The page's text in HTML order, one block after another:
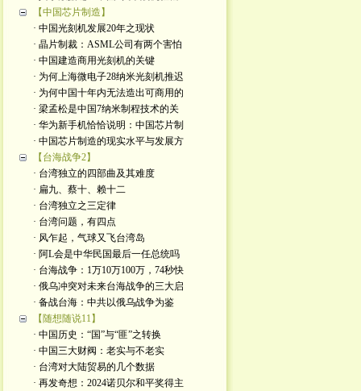
【中国芯片制造】
· 中国光刻机发展20年之现状
· 晶片制裁：ASML公司有两个害怕
· 中国建造商用光刻机的关键
· 为何上海微电子28纳米光刻机推迟
· 为何中国十年内无法造出可商用的
· 梁孟松是中国7纳米制程技术的关
· 华为新手机恰恰说明：中国芯片制
· 中国芯片制造的现实水平与发展方
【台海战争2】
· 台湾独立的四部曲及其难度
· 扁九、蔡十、赖十二
· 台湾独立之三定律
· 台湾问题，有四点
· 风乍起，气球又飞台湾岛
· 阿L会是中华民国最后一任总统吗
· 台海战争：1万10万100万，74秒快
· 俄乌冲突对未来台海战争的三大启
· 备战台海：中共以俄乌战争为鉴
【随想随说11】
· 中国历史：“国”与“匪”之转换
· 中国三大财阀：老实与不老实
· 台湾对大陆贸易的几个数据
· 再发奇想：2024诺贝尔和平奖得主